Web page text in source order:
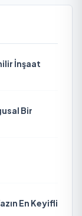
İnşaat
Bir
En Keyifli